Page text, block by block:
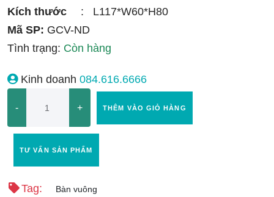
Kích thước
:
L117*W60*H80
Mã SP: GCV-ND
Tình trạng: Còn hàng
Kinh doanh 084.616.6666
- + THÊM VÀO GIỎ HÀNG
TƯ VẤN SẢN PHẨM
Tag: Bàn vuông